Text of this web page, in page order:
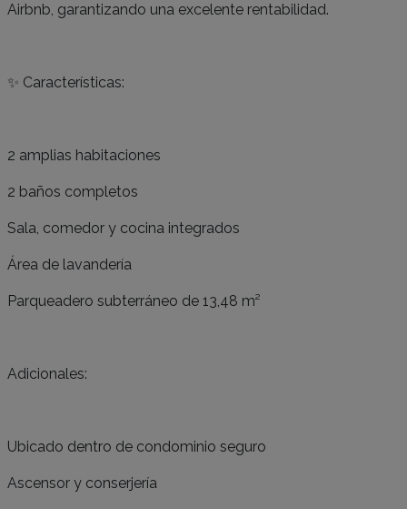
Airbnb, garantizando una excelente rentabilidad.
✨ Características:
2 amplias habitaciones
2 baños completos
Sala, comedor y cocina integrados
Área de lavandería
Parqueadero subterráneo de 13,48 m²
Adicionales:
Ubicado dentro de condominio seguro
Ascensor y conserjería